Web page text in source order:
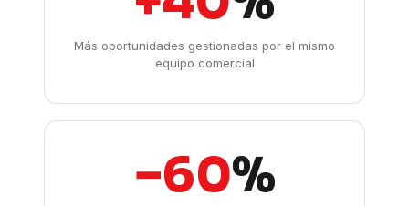
Más oportunidades gestionadas por el mismo
equipo comercial
−60%